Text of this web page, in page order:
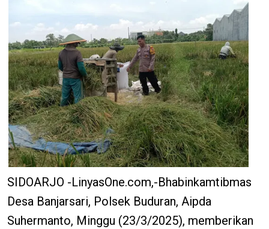
SIDOARJO -LinyasOne.com,-Bhabinkamtibmas
Desa Banjarsari, Polsek Buduran, Aipda
Suhermanto, Minggu (23/3/2025), memberikan